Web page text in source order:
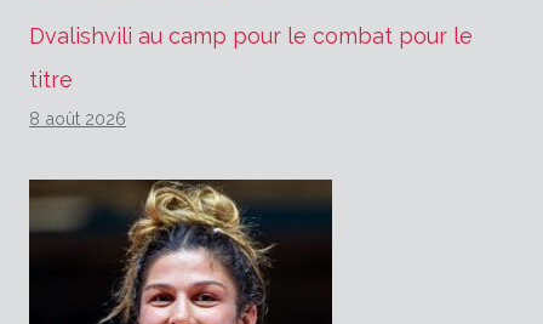
Dvalishvili au camp pour le combat pour le
titre
8 août 2026